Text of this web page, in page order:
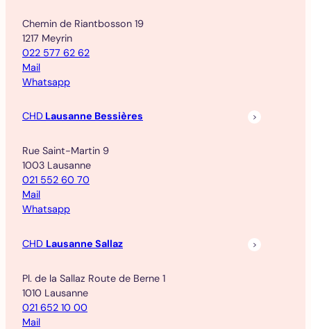
Chemin de Riantbosson 19
1217 Meyrin
022 577 62 62
Mail
Whatsapp
CHD Lausanne Bessières
Rue Saint-Martin 9
1003 Lausanne
021 552 60 70
Mail
Whatsapp
CHD Lausanne Sallaz
Pl. de la Sallaz Route de Berne 1
1010 Lausanne
021 652 10 00
Mail